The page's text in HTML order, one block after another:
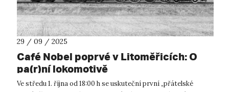
29 / 09 / 2025
Café Nobel poprvé v Litoměřicích: O
pa(r)ní lokomotivě
Ve středu 1. října od 18:00 h se uskuteční první „přátelské